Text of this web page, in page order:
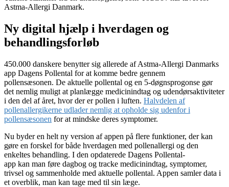
Astma-Allergi Danmark.
Ny digital hjælp i hverdagen og
behandlingsforløb
450.000 danskere benytter sig allerede af Astma-Allergi Danmarks
app Dagens Pollental for at komme bedre gennem
pollensæsonen. De aktuelle pollental og en 5-døgnsprogonse gør
det nemlig muligt at planlægge medicinindtag og udendørsaktiviteter
i den del af året, hvor der er pollen i luften. Halvdelen af
pollenallergikerne udlader nemlig at opholde sig udenfor i
pollensæsonen for at mindske deres symptomer.
Nu byder en helt ny version af appen på flere funktioner, der kan
gøre en forskel for både hverdagen med pollenallergi og den
enkeltes behandling. I den opdaterede Dagens Pollental-
app kan man føre dagbog og tracke medicinindtag, symptomer,
trivsel og sammenholde med aktuelle pollental. Appen samler data i
et overblik, man kan tage med til sin læge.